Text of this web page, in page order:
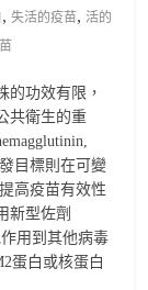
,失活的疫苗,活的
的功效有限，
共衛生的重
目標則在可變
高疫苗有效性
新型佐劑
用到其他病毒
蛋白或核蛋白